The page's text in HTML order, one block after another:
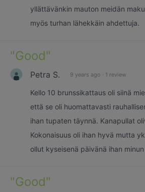
yllättävänkin mauton meidän
myös turhan lähekkäin ahdettuja.
"Good"
Petra S. 9 years ago · 1 review
Kello 10 brunssikattaus oli siinä
että se oli huomattavasti
ihan tupaten täynnä. Kanapullat
Kokonaisuus oli ihan hyvä mutta
ollut kyseisenä päivänä ihan
"Good"